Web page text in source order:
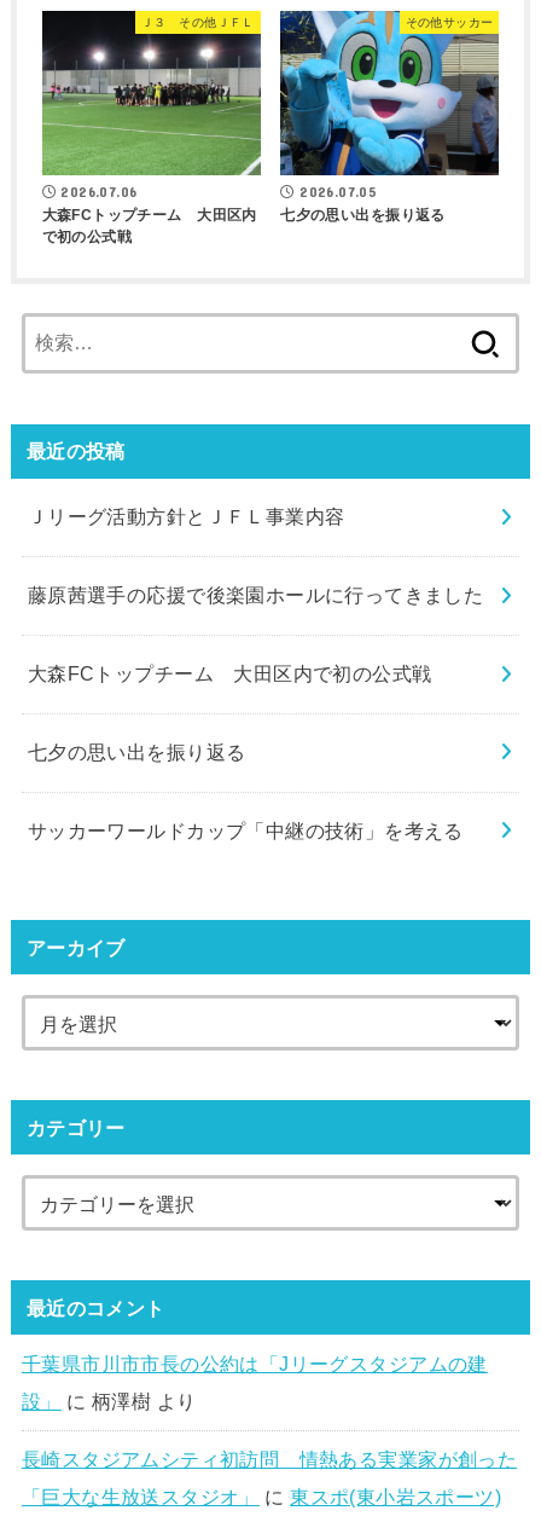
Ｊ３ その他ＪＦＬ
2026.07.06
大森FCトップチーム 大田区内
で初の公式戦
その他サッカー
2026.07.05
七夕の思い出を振り返る
索:
最近の投稿
Ｊリーグ活動方針とＪＦＬ事業内容
藤原茜選手の応援で後楽園ホールに行ってきました
大森FCトップチーム 大田区内で初の公式戦
七夕の思い出を振り返る
サッカーワールドカップ「中継の技術」を考える
アーカイブ
カテゴリー
最近のコメント
千葉県市川市市長の公約は「Jリーグスタジアムの建
設」
に 柄澤樹 より
長崎スタジアムシティ初訪問 情熱ある実業家が創った
「巨大な生放送スタジオ」
に東スポ(東小岩スポーツ)